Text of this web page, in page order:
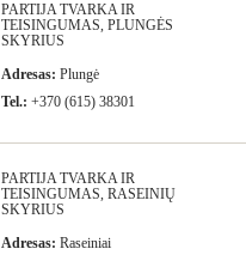
PARTIJA TVARKA IR
TEISINGUMAS, PLUNGĖS
SKYRIUS
Adresas: Plungė
Tel.: +370 (615) 38301
PARTIJA TVARKA IR
TEISINGUMAS, RASEINIŲ
SKYRIUS
Adresas: Raseiniai